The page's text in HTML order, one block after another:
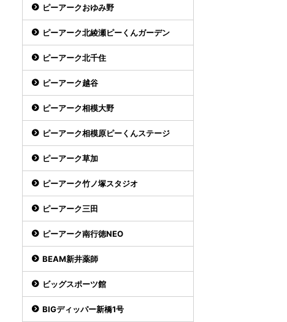
ピーアークおゆみ野
ピーアーク北綾瀬ピーくんガーデン
ピーアーク北千住
ピーアーク越谷
ピーアーク相模大野
ピーアーク相模原ピーくんステージ
ピーアーク草加
ピーアーク竹ノ塚スタジオ
ピーアーク三田
ピーアーク南行徳NEO
BEAM新井薬師
ビッグスポーツ館
BIGディッパー新橋1号